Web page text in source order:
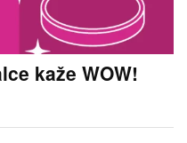
kaže WOW!